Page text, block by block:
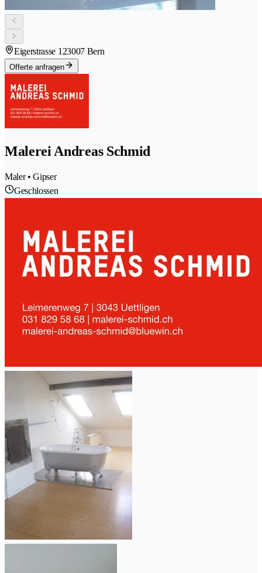
Eigerstrasse 123007 Bern
Offerte anfragen
Malerei Andreas Schmid
Maler • Gipser
Geschlossen